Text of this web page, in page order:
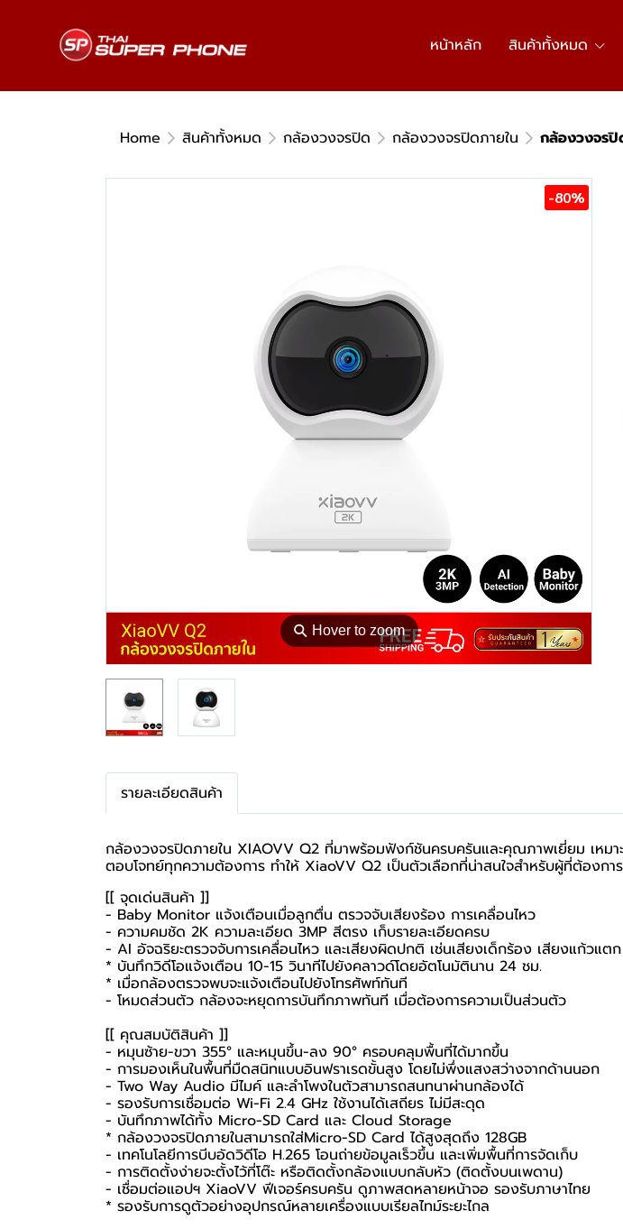
หน้าหลัก สินค้าทั้งหมด
Home สินค้าทั้งหมด กล้องวงจรปิด กล้องวงจรปิดภายใน กล้องวงจรปิ
⚲ Hover to zoom
-80%
รายละเอียดสินค้า
กล้องวงจรปิดภายใน XIAOVV Q2 ที่มาพร้อมฟังก์ชันครบครันและคุณภาพเยี่ยม เห
ตอบโจทย์ทุกความต้องการ ทำให้ XiaoVV Q2 เป็นตัวเลือกที่น่าสนใจสำหรับผู้ที่ต้องกา
[[ จุดเด่นสินค้า ]]
- Baby Monitor แจ้งเตือนเมื่อลูกตื่น ตรวจจับเสียงร้อง การเคลื่อนไหว
- ความคมชัด 2K ความละเอียด 3MP สีตรง เก็บรายละเอียดครบ
- AI อัจฉริยะตรวจจับการเคลื่อนไหว และเสียงผิดปกติ เช่นเสียงเด็กร้อง เสียงแก้วแตก
* บันทึกวิดีโอแจ้งเตือน 10-15 วินาทีไปยังคลาวด์โดยอัตโนมัตินาน 24 ชม.
* เมื่อกล้องตรวจพบจะแจ้งเตือนไปยังโทรศัพท์ทันที
- โหมดส่วนตัว กล้องจะหยุดการบันทึกภาพทันที เมื่อต้องการความเป็นส่วนตัว
[[ คุณสมบัติสินค้า ]]
- หมุนซ้าย-ขวา 355° และหมุนขึ้น-ลง 90° ครอบคลุมพื้นที่ได้มากขึ้น
- การมองเห็นในพื้นที่มืดสนิทแบบอินฟราเรดขั้นสูง โดยไม่พึ่งแสงสว่างจากด้านนอก
- Two Way Audio มีไมค์ และลำโพงในตัวสามารถสนทนาผ่านกล้องได้
- รองรับการเชื่อมต่อ Wi-Fi 2.4 GHz ใช้งานได้เสถียร ไม่มีสะดุด
- บันทึกภาพได้ทั้ง Micro-SD Card และ Cloud Storage
* กล้องวงจรปิดภายในสามารถใส่Micro-SD Card ได้สูงสุดถึง 128GB
- เทคโนโลยีการบีบอัดวิดีโอ H.265 โอนถ่ายข้อมูลเร็วขึ้น และเพิ่มพื้นที่การจัดเก็บ
- การติดตั้งง่ายจะตั้งไว้ที่โต๊ะ หรือติดตั้งกล้องแบบกลับหัว (ติดตั้งบนเพดาน)
- เชื่อมต่อแอปฯ XiaoVV ฟีเจอร์ครบครัน ดูภาพสดหลายหน้าจอ รองรับภาษาไทย
* รองรับการดูตัวอย่างอุปกรณ์หลายเครื่องแบบเรียลไทม์ระยะไกล